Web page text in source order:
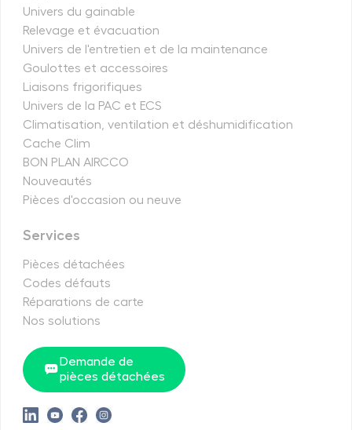
Univers du gainable
Relevage et évacuation
Univers de l'entretien et de la maintenance
Goulottes et accessoires
Liaisons frigorifiques
Univers de la PAC et ECS
Climatisation, ventilation et déshumidification
Cache Clim
BON PLAN AIRCCO
Nouveautés
Pièces d'occasion ou neuve
Services
Pièces détachées
Codes défauts
Réparations de carte
Nos solutions
Demande de
pièces détachées